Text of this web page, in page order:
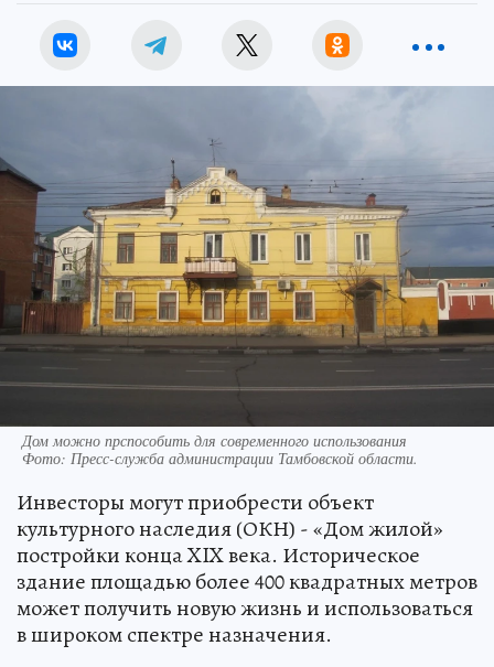
Дом можно прспособить для современного использования
Фото: Пресс-служба администрации Тамбовской области.
Инвесторы могут приобрести объект
культурного наследия (ОКН) - «Дом жилой»
постройки конца XIX века. Историческое
здание площадью более 400 квадратных метров
может получить новую жизнь и использоваться
в широком спектре назначения.